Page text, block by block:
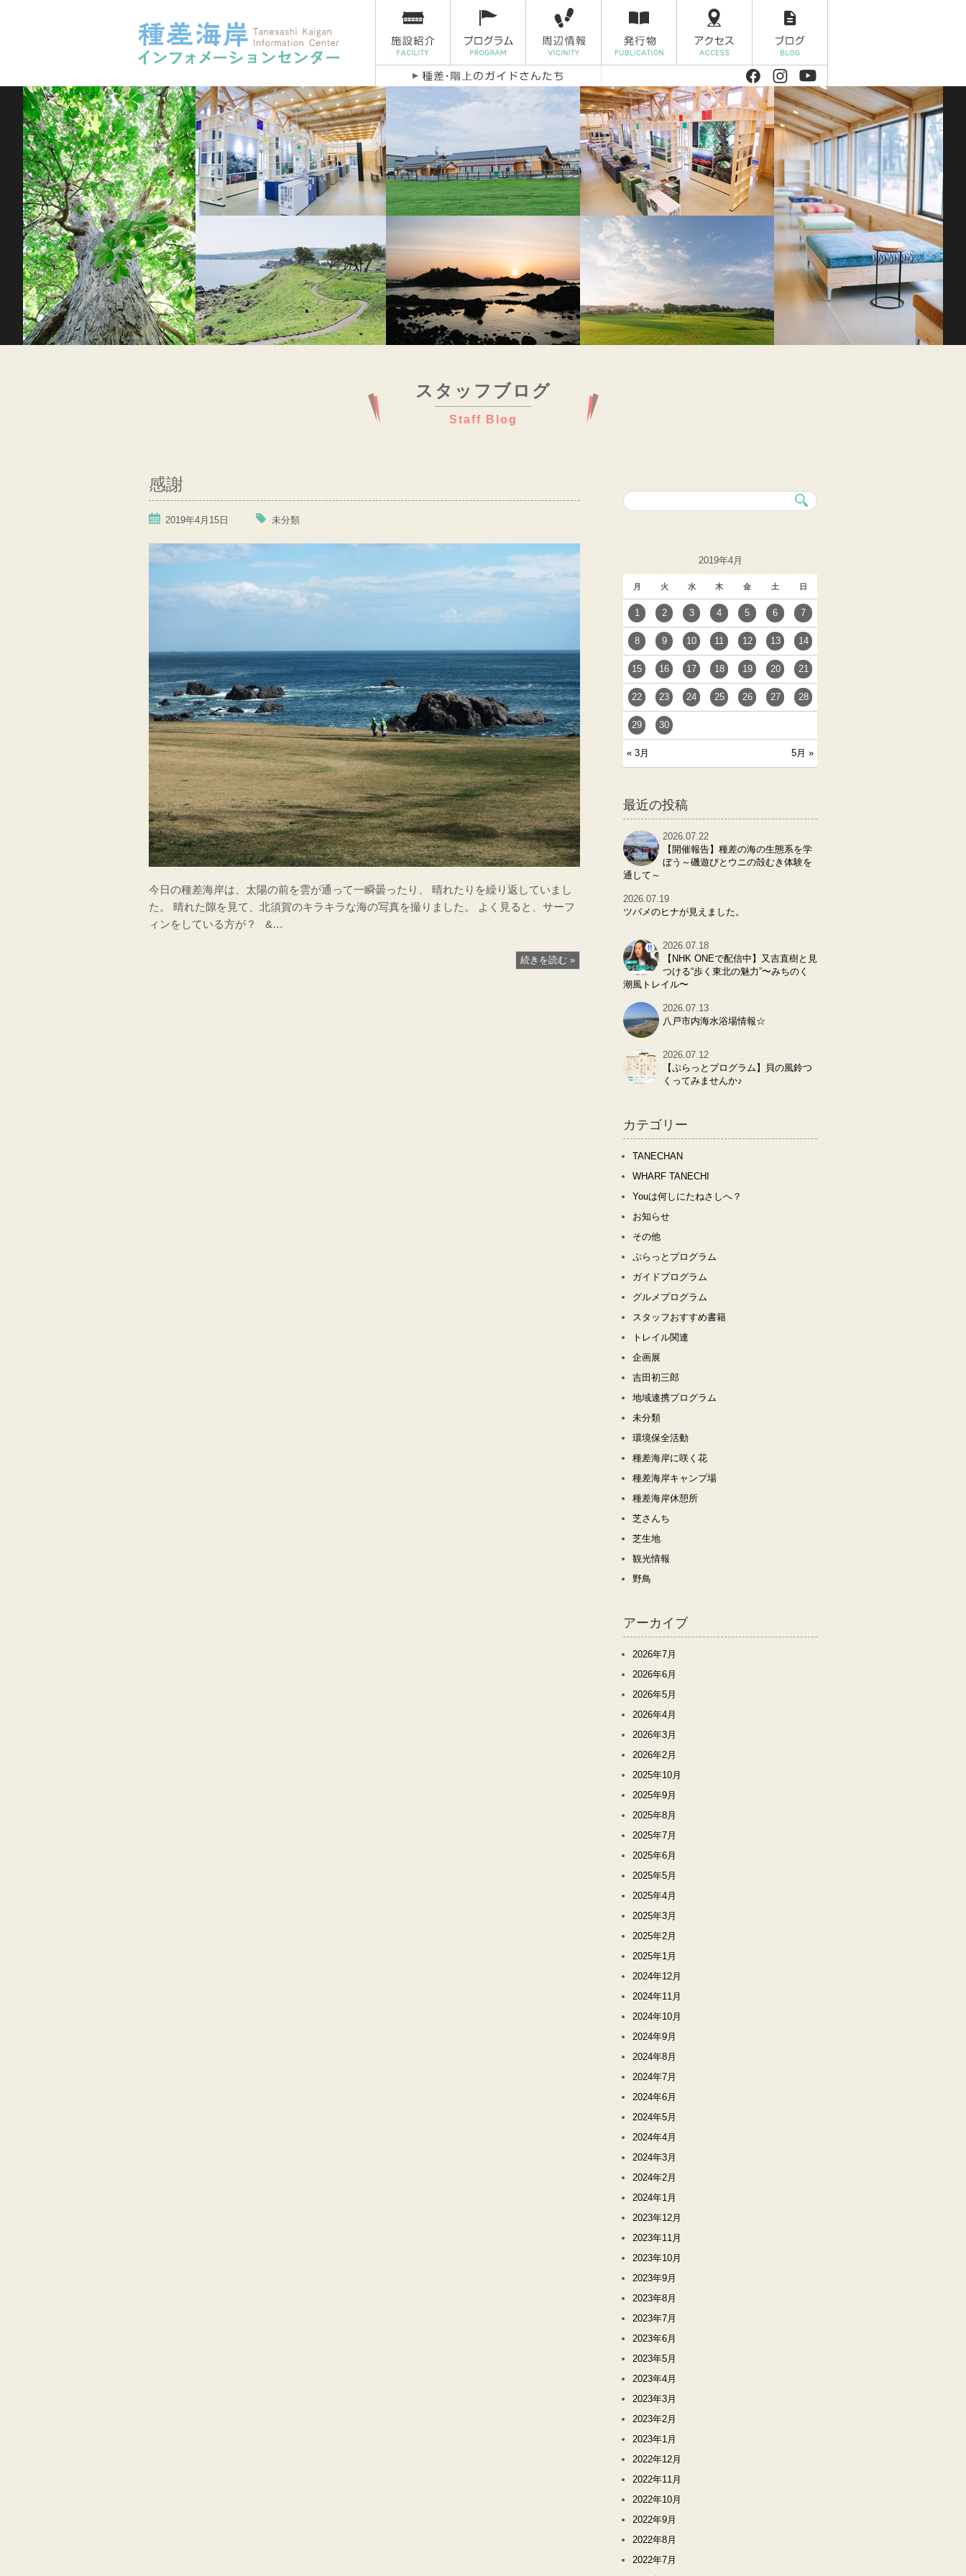
スタッフブログ
Staff Blog
感謝
2019年4月15日 未分類
今日の種差海岸は、太陽の前を雲が通って一瞬曇ったり、 晴れたりを繰り返していまし
た。 晴れた隙を見て、北須賀のキラキラな海の写真を撮りました。 よく見ると、サーフ
ィンをしている方が？ &…
続きを読む »
2019年4月
月 火 水 木 金 土 日
« 3月 5月 »
1 2 3 4 5 6 7
8 9 10 11 12 13 14
15 16 17 18 19 20 21
22 23 24 25 26 27 28
29 30
最近の投稿
2026.07.22
【開催報告】種差の海の生態系を学
ぼう～磯遊びとウニの殻むき体験を
通して～
2026.07.19
ツバメのヒナが見えました。
2026.07.18
【NHK ONEで配信中】又吉直樹と見
つける“歩く東北の魅力”〜みちのく
潮風トレイル〜
2026.07.13
八戸市内海水浴場情報☆
2026.07.12
【ぷらっとプログラム】貝の風鈴つ
くってみませんか♪
カテゴリー
TANECHAN
WHARF TANECHI
Youは何しにたねさしへ？
お知らせ
その他
ぷらっとプログラム
ガイドプログラム
グルメプログラム
スタッフおすすめ書籍
トレイル関連
企画展
吉田初三郎
地域連携プログラム
未分類
環境保全活動
種差海岸に咲く花
種差海岸キャンプ場
種差海岸休憩所
芝さんち
芝生地
観光情報
野鳥
アーカイブ
2026年7月
2026年6月
2026年5月
2026年4月
2026年3月
2026年2月
2025年10月
2025年9月
2025年8月
2025年7月
2025年6月
2025年5月
2025年4月
2025年3月
2025年2月
2025年1月
2024年12月
2024年11月
2024年10月
2024年9月
2024年8月
2024年7月
2024年6月
2024年5月
2024年4月
2024年3月
2024年2月
2024年1月
2023年12月
2023年11月
2023年10月
2023年9月
2023年8月
2023年7月
2023年6月
2023年5月
2023年4月
2023年3月
2023年2月
2023年1月
2022年12月
2022年11月
2022年10月
2022年9月
2022年8月
2022年7月